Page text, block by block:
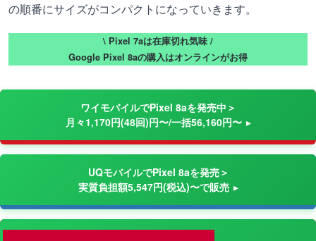
の順番にサイズがコンパクトになっていきます。
\ Pixel 7aは在庫切れ気味 /
Google Pixel 8aの購入はオンラインがお得
ワイモバイルでPixel 8aを発売中＞
月々1,170円(48回)円〜/一括56,160円〜
UQモバイルでPixel 8aを発売＞
実質負担額5,547円(税込)〜で販売